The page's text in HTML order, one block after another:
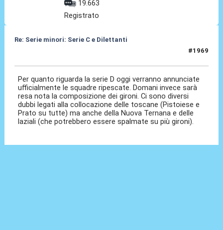
19.663
Registrato
Re: Serie minori: Serie C e Dilettanti
#1969
Per quanto riguarda la serie D oggi verranno annunciate
ufficialmente le squadre ripescate. Domani invece sarà
resa nota la composizione dei gironi. Ci sono diversi
dubbi legati alla collocazione delle toscane (Pistoiese e
Prato su tutte) ma anche della Nuova Ternana e delle
laziali (che potrebbero essere spalmate su più gironi).